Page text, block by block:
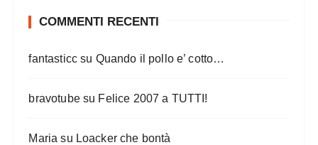
COMMENTI RECENTI
fantasticc su Quando il pollo e’ cotto…
bravotubesu Felice 2007 a TUTTI!
Maria su Loacker che bontà